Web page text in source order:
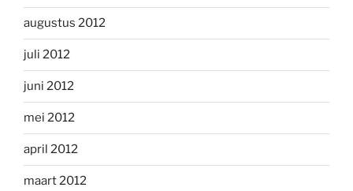
augustus 2012
juli 2012
juni 2012
mei 2012
april 2012
maart 2012